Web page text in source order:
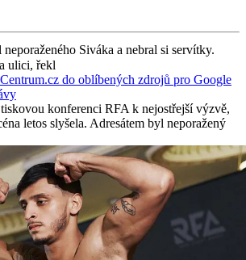
Siváka a nebral si servítky.
ulici, řekl
do oblíbených zdrojů pro Google
konferenci RFA k nejostřejší výzvě,
letos slyšela. Adresátem byl neporažený